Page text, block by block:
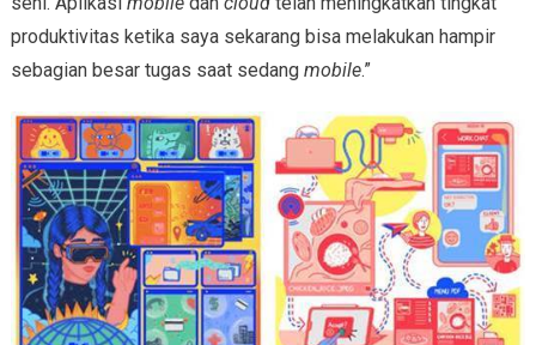
produktivitas ketika saya sekarang bisa melakukan hampir
sebagian besar tugas saat sedang mobile.”